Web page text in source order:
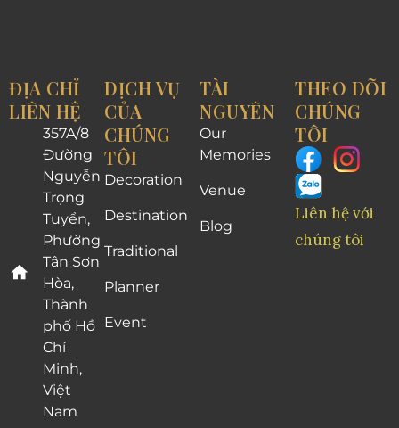
ĐỊA CHỈ
LIÊN HỆ
357A/8
Đường
Nguyễn
Trọng
Tuyển,
Phường
Tân Sơn
Hòa,
Thành
phố Hồ
Chí
Minh,
Việt
Nam
DỊCH VỤ
CỦA
CHÚNG
TÔI
Decoration
Destination
Traditional
Planner
Event
TÀI
NGUYÊN
Our
Memories
Venue
Blog
THEO DÕI
CHÚNG
TÔI
Liên hệ với
chúng tôi